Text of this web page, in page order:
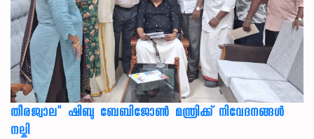
തീരജ്വാല" ഷിബു ബേബിജോൺ മന്ത്രിക്ക് നിവേദനങ്ങള്‍
നല്കി